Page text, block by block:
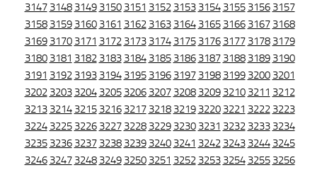
3147 3148 3149 3150 3151 3152 3153 3154 3155 3156 3157
3158 3159 3160 3161 3162 3163 3164 3165 3166 3167 3168
3169 3170 3171 3172 3173 3174 3175 3176 3177 3178 3179
3180 3181 3182 3183 3184 3185 3186 3187 3188 3189 3190
3191 3192 3193 3194 3195 3196 3197 3198 3199 3200 3201
3202 3203 3204 3205 3206 3207 3208 3209 3210 3211 3212
3213 3214 3215 3216 3217 3218 3219 3220 3221 3222 3223
3224 3225 3226 3227 3228 3229 3230 3231 3232 3233 3234
3235 3236 3237 3238 3239 3240 3241 3242 3243 3244 3245
3246 3247 3248 3249 3250 3251 3252 3253 3254 3255 3256